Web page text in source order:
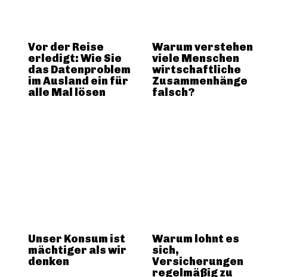
Vor der Reise
erledigt: Wie Sie
das Datenproblem
im Ausland ein für
alle Mal lösen
Warum verstehen
viele Menschen
wirtschaftliche
Zusammenhänge
falsch?
Unser Konsum ist
mächtiger als wir
denken
Warum lohnt es
sich,
Versicherungen
regelmäßig zu